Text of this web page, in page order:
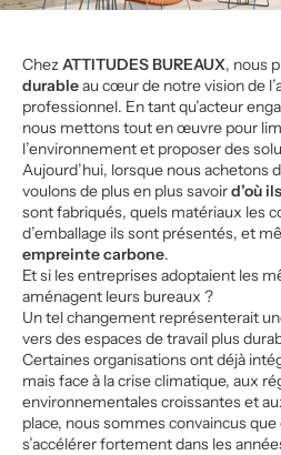
ChezATTITUDES BUREAUX, nous
durableau cœur de notre vision de
professionnel. En tant qu’acteur
nous mettons tout en œuvre pour
l’environnement et proposer des
Aujourd’hui, lorsque nous achetons
voulons de plus en plus savoird’où
sont fabriqués, quels matériaux les
d’emballage ils sont présentés, et
empreinte carbone.
Et si les entreprises adoptaient les
aménagent leurs bureaux ?
Un tel changement représenterait
vers des espaces de travail plus
Certaines organisations ont déjà
mais face à la crise climatique, aux
environnementales croissantes et
place, nous sommes convaincus
s’accélérer fortement dans les